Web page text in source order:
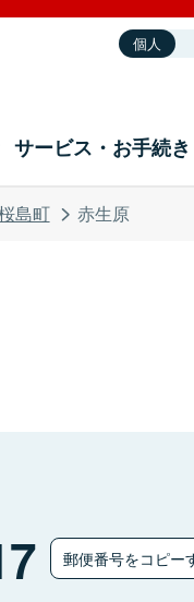
個人
サービス・お手続き
島町 赤生原
郵便番号をコピー